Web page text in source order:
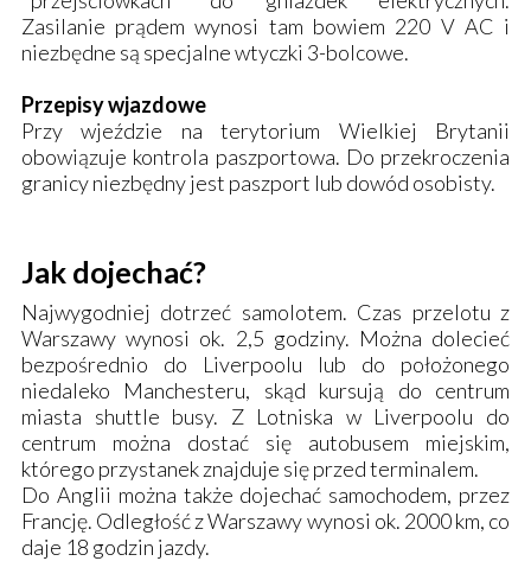
Zasilanie prądem wynosi tam bowiem 220 V AC i
niezbędne są specjalne wtyczki 3-bolcowe.
Przepisy wjazdowe
Przy wjeździe na terytorium Wielkiej Brytanii
obowiązuje kontrola paszportowa. Do przekroczenia
granicy niezbędny jest paszport lub dowód osobisty.
Jak dojechać?
Najwygodniej dotrzeć samolotem. Czas przelotu z
Warszawy wynosi ok. 2,5 godziny. Można dolecieć
bezpośrednio do Liverpoolu lub do położonego
niedaleko Manchesteru, skąd kursują do centrum
miasta shuttle busy. Z Lotniska w Liverpoolu do
centrum można dostać się autobusem miejskim,
którego przystanek znajduje się przed terminalem.
Do Anglii można także dojechać samochodem, przez
Francję. Odległość z Warszawy wynosi ok. 2000 km, co
daje 18 godzin jazdy.